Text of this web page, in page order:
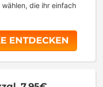
die ihr einfach
ENTDECKEN